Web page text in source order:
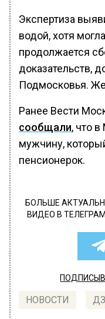
Экспертиза
водой, хотя
продолжается
доказательств,
Подмосковья.
Ранее Вести
сообщали, что
мужчину,
пенсионерок.
БОЛЬШЕ
ВИДЕО В
НОВОСТИ